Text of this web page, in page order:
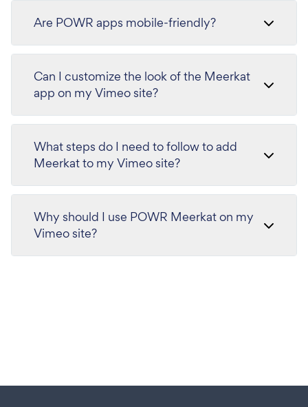
Are POWR apps mobile-friendly?
Can I customize the look of the Meerkat
app on my Vimeo site?
What steps do I need to follow to add
Meerkat to my Vimeo site?
Why should I use POWR Meerkat on my
Vimeo site?